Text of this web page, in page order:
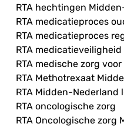
RTA hechtingen
RTA medicatieproces
RTA medicatieproces
RTA medicatieveiligheid
RTA medische zorg
RTA Methotrexaat
RTA Midden-Nederland
RTA oncologische zorg
RTA Oncologische zorg